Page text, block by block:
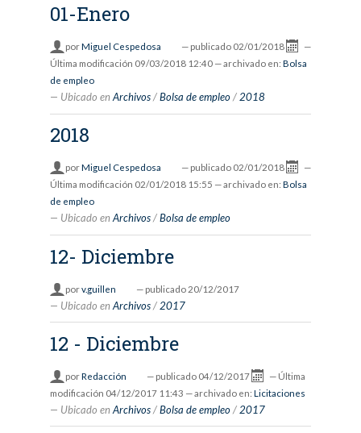
01-Enero
porMiguel Cespedosa — publicado 02/01/2018
—
Última modificación 09/03/2018 12:40 — archivado en: Bolsa
de empleo
Ubicado en Archivos /Bolsa de empleo /2018
2018
porMiguel Cespedosa — publicado 02/01/2018
—
Última modificación 02/01/2018 15:55 — archivado en: Bolsa
de empleo
Ubicado en Archivos /Bolsa de empleo
12- Diciembre
porv.guillen — publicado 20/12/2017
Ubicado en Archivos / 2017
12 - Diciembre
porRedacción — publicado 04/12/2017 — Última
modificación 04/12/2017 11:43 — archivado en: Licitaciones
Ubicado en Archivos /Bolsa de empleo / 2017